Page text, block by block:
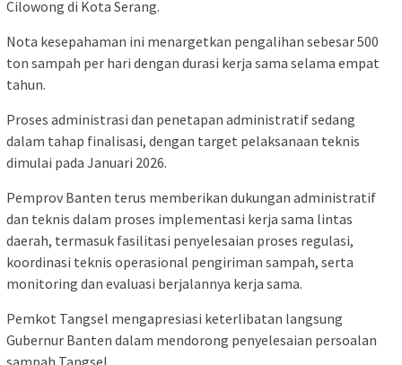
Cilowong di Kota Serang.
Nota kesepahaman ini menargetkan pengalihan sebesar 500
ton sampah per hari dengan durasi kerja sama selama empat
tahun.
Proses administrasi dan penetapan administratif sedang
dalam tahap finalisasi, dengan target pelaksanaan teknis
dimulai pada Januari 2026.
Pemprov Banten terus memberikan dukungan administratif
dan teknis dalam proses implementasi kerja sama lintas
daerah, termasuk fasilitasi penyelesaian proses regulasi,
koordinasi teknis operasional pengiriman sampah, serta
monitoring dan evaluasi berjalannya kerja sama.
Pemkot Tangsel mengapresiasi keterlibatan langsung
Gubernur Banten dalam mendorong penyelesaian persoalan